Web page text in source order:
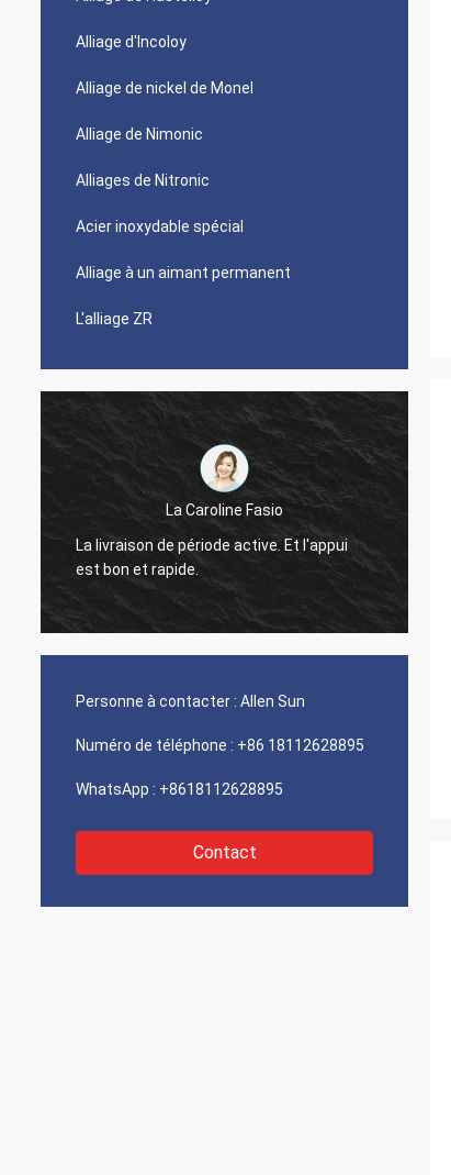
Alliage d'Incoloy
Alliage de nickel de Monel
Alliage de Nimonic
Alliages de Nitronic
Acier inoxydable spécial
Alliage à un aimant permanent
L'alliage ZR
La Caroline Fasio
La livraison de période active. Et l'appui
est bon et rapide.
Personne à contacter : Allen Sun
Numéro de téléphone : +86 18112628895
WhatsApp : +8618112628895
Contact